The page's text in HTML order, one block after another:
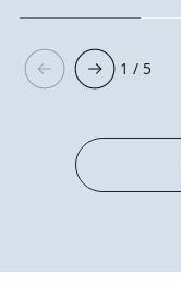
1 / 5